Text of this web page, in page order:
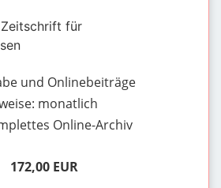
und Onlinebeiträge
monatlich
Online-Archiv
172,00 EUR